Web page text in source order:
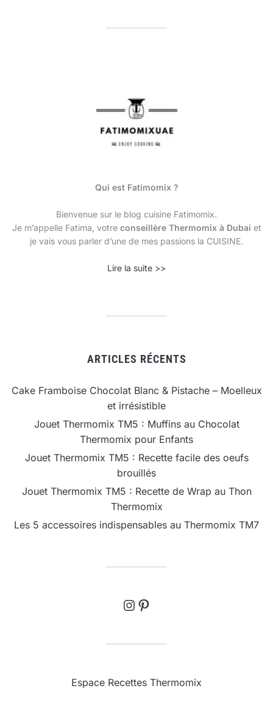
Qui est Fatimomix ?
Bienvenue sur le blog cuisine Fatimomix.
Je m’appelle Fatima, votre conseillère Thermomix à Dubai et
je vais vous parler d’une de mes passions la CUISINE.
Lire la suite >>
ARTICLES RÉCENTS
Cake Framboise Chocolat Blanc & Pistache – Moelleux
et irrésistible
Jouet Thermomix TM5 : Muffins au Chocolat
Thermomix pour Enfants
Jouet Thermomix TM5 : Recette facile des oeufs
brouillés
Jouet Thermomix TM5 : Recette de Wrap au Thon
Thermomix
Les 5 accessoires indispensables au Thermomix TM7
Instagram
Pinterest
Espace Recettes Thermomix